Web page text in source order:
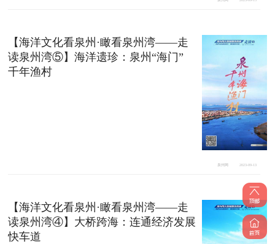
【海洋文化看泉州·瞰看泉州湾——走
读泉州湾⑤】海洋遗珍：泉州“海门”
千年渔村
泉州网 2023-09-13
【海洋文化看泉州·瞰看泉州湾——走
读泉州湾④】大桥跨海：连通经济发展
快车道